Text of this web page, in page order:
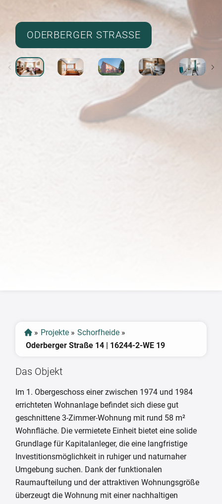
ODERBERGER STRASSE
» Projekte » Schorfheide »
Oderberger Straße 14 | 16244-2-WE 19
Das Objekt
Im 1. Obergeschoss einer zwischen 1974 und 1984
errichteten Wohnanlage befindet sich diese gut
geschnittene 3-Zimmer-Wohnung mit rund 58 m²
Wohnfläche. Die vermietete Einheit bietet eine solide
Grundlage für Kapitalanleger, die eine langfristige
Investitionsmöglichkeit in ruhiger und naturnaher
Umgebung suchen. Dank der funktionalen
Raumaufteilung und der attraktiven Wohnungsgröße
überzeugt die Wohnung mit einer nachhaltigen